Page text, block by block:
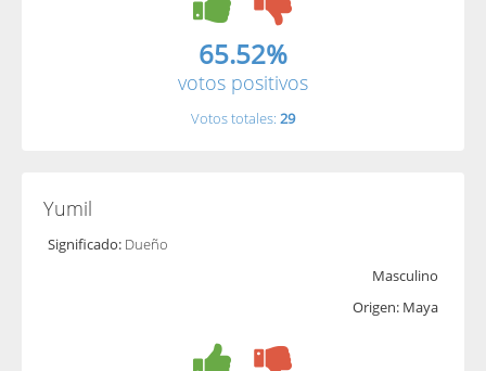
65.52%
votos positivos
Votos totales: 29
Yumil
Significado: Dueño
Masculino
Origen: Maya